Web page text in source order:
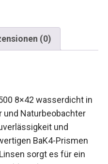
(0)
8×42 wasserdicht
und
die Wert auf
legen. Mit
und